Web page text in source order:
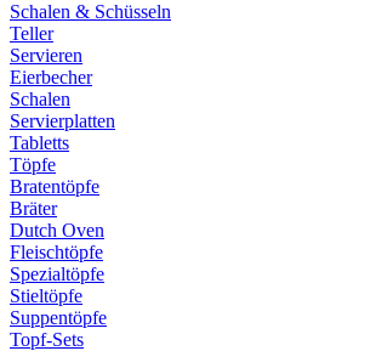
Schalen & Schüsseln
Teller
Servieren
Eierbecher
Schalen
Servierplatten
Tabletts
Töpfe
Bratentöpfe
Bräter
Dutch Oven
Fleischtöpfe
Spezialtöpfe
Stieltöpfe
Suppentöpfe
Topf-Sets